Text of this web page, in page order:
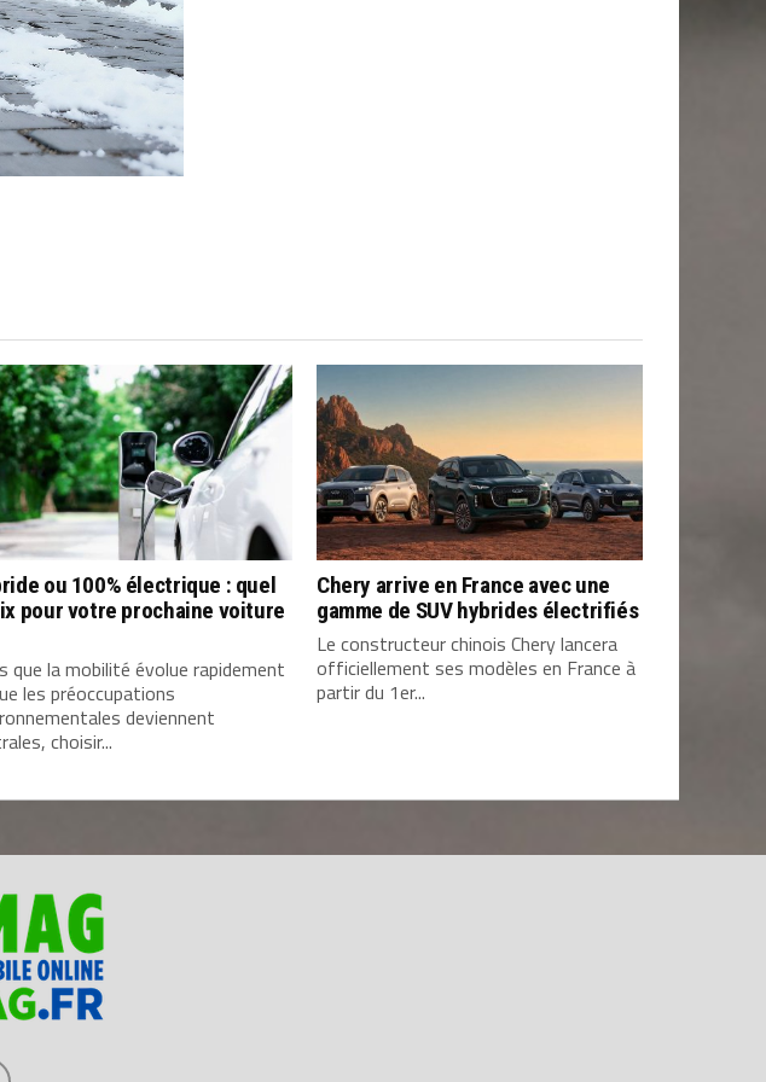
ou 100% électrique : quel
pour votre prochaine voiture
que la mobilité évolue rapidement
les préoccupations
deviennent
choisir...
Chery arrive en France avec une
gamme de SUV hybrides électrifiés
Le constructeur chinois Chery lancera
officiellement ses modèles en France à
partir du 1er...